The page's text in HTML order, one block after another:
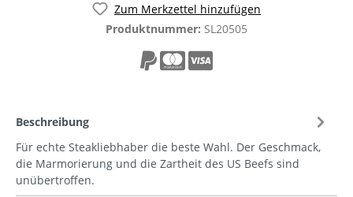
Zum Merkzettel hinzufügen
Produktnummer: SL20505
Beschreibung
Für echte Steakliebhaber die beste Wahl. Der Geschmack,
die Marmorierung und die Zartheit des US Beefs sind
unübertroffen.